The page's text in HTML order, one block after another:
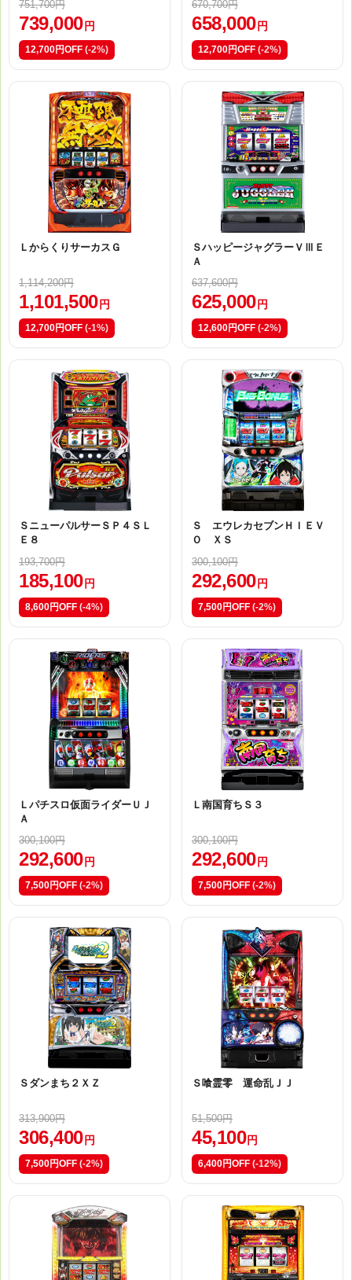
751,700円
739,000 円
12,700円OFF (-2%)
670,700円
658,000 円
12,700円OFF (-2%)
ＬからくりサーカスＧ
1,114,200円
1,101,500 円
12,700円OFF (-1%)
ＳハッピージャグラーＶⅢＥ
Ａ
637,600円
625,000 円
12,600円OFF (-2%)
ＳニューパルサーＳＰ４ＳＬ
Ｅ８
193,700円
185,100 円
8,600円OFF (-4%)
Ｓ エウレカセブンＨＩＥＶ
Ｏ ＸＳ
300,100円
292,600 円
7,500円OFF (-2%)
Ｌパチスロ仮面ライダーＵＪ
Ａ
300,100円
292,600 円
7,500円OFF (-2%)
Ｌ南国育ちＳ３
300,100円
292,600 円
7,500円OFF (-2%)
Ｓダンまち２ＸＺ
313,900円
306,400 円
7,500円OFF (-2%)
Ｓ喰霊零 運命乱ＪＪ
51,500円
45,100 円
6,400円OFF (-12%)